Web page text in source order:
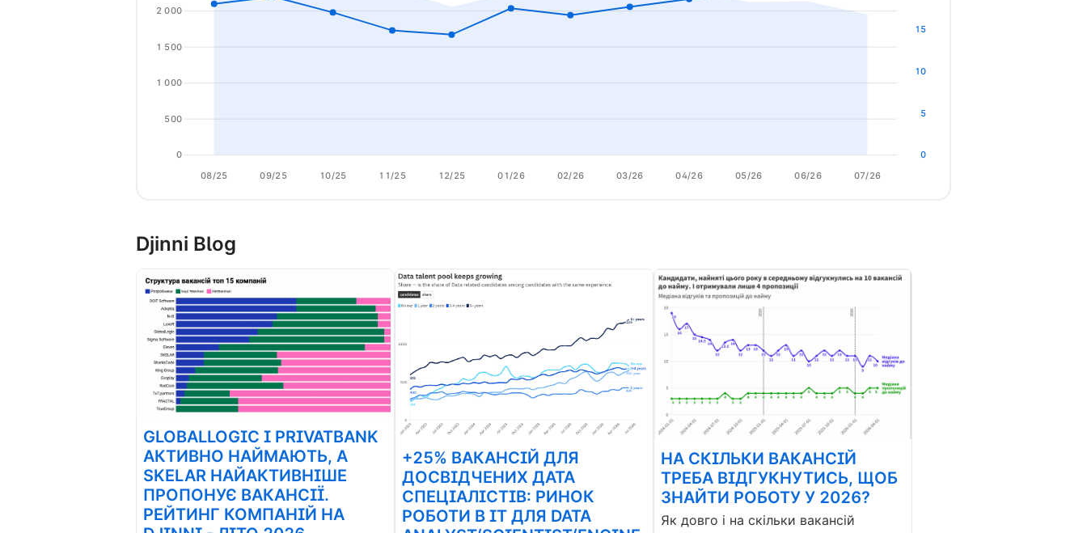
08/25 09/25 10/25 11/25 12/25 01/26 02/26 03/26 04/26 05/26 06/26 07/26
0
500
1 000
1 500
2 000
0
5
10
15
Djinni Blog
GLOBALLOGIC І PRIVATBANK
АКТИВНО НАЙМАЮТЬ, А
SKELAR НАЙАКТИВНІШЕ
ПРОПОНУЄ ВАКАНСІЇ.
РЕЙТИНГ КОМПАНІЙ НА
+25% ВАКАНСІЙ ДЛЯ
ДОСВІДЧЕНИХ ДАТА
СПЕЦІАЛІСТІВ: РИНОК
РОБОТИ В ІТ ДЛЯ DATA
НА СКІЛЬКИ ВАКАНСІЙ
ТРЕБА ВІДГУКНУТИСЬ, ЩОБ
ЗНАЙТИ РОБОТУ У 2026?
Як довго і на скільки вакансій